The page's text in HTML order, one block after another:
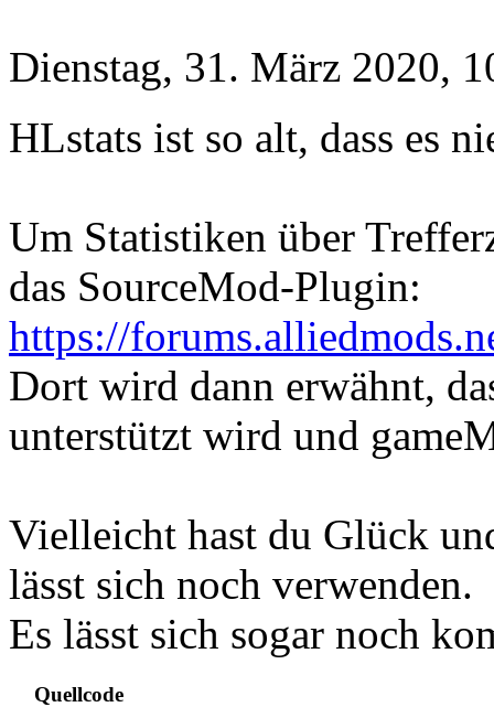
Dienstag, 31. März 2020,
HLstats ist so alt, dass es
Um Statistiken über
das SourceMod-Plugin:
https://
Dort wird dann erwähnt,
unterstützt wird und
Vielleicht hast du Glück
lässt sich noch verwenden.
Es lässt sich sogar noch
Quellcode